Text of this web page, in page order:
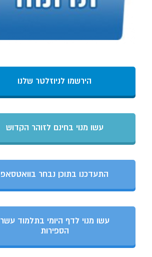
הירשמו לניוזלטר שלנו
עשו מנוי בחינם לזוהר הקדוש
התעדכנו בתוכן נבחר בוואטסאפ
עשו מנוי לדף היומי בתלמוד עשר
הספירות